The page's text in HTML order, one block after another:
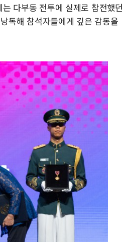
다부동 전투에 실제로 참전했던
독해 참석자들에게 깊은 감동을